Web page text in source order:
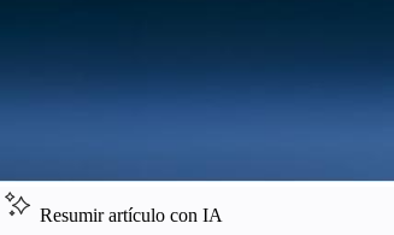
Resumir artículo con IA